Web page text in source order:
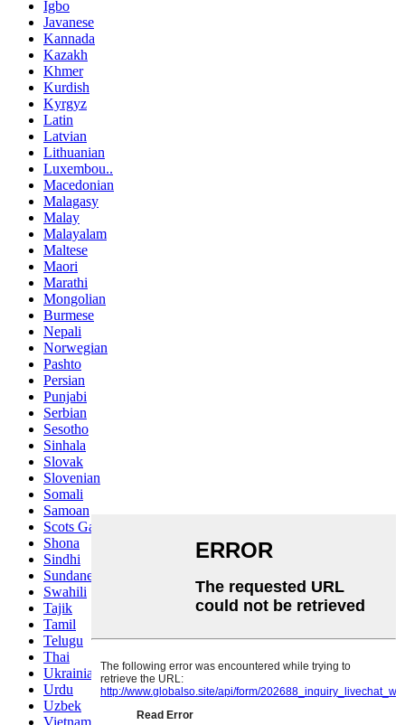
Igbo
Javanese
Kannada
Kazakh
Khmer
Kurdish
Kyrgyz
Latin
Latvian
Lithuanian
Luxembou..
Macedonian
Malagasy
Malay
Malayalam
Maltese
Maori
Marathi
Mongolian
Burmese
Nepali
Norwegian
Pashto
Persian
Punjabi
Serbian
Sesotho
Sinhala
Slovak
Slovenian
Somali
Samoan
Scots Gaelic
Shona
Sindhi
Sundanese
Swahili
Tajik
Tamil
Telugu
Thai
Ukrainian
Urdu
Uzbek